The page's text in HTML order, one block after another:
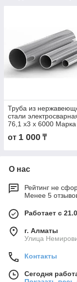
Труба из
стали
76,1 х3 х 6000 Марка
от 1 000 ₸
О нас
Рейтинг не
Менее 5
Работает с
г. Алматы
Улица
Контакты
Сегодня